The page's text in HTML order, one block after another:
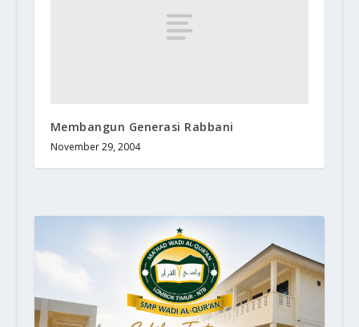
Membangun Generasi Rabbani
November 29, 2004